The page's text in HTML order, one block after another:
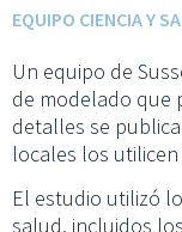
EQUIPO CIENCIA Y
Un equipo de
de modelado que
detalles se
locales los
El estudio utilizó
salud, incluidos